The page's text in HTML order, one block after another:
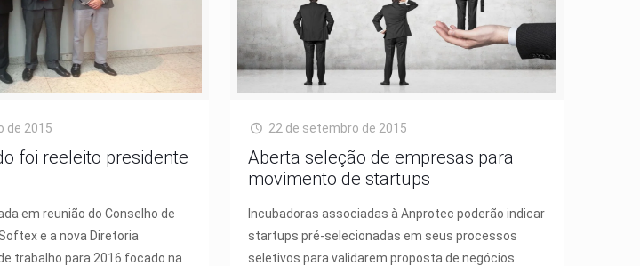
de 2015
foi reeleito presidente
em reunião do Conselho de
e a nova Diretoria
trabalho para 2016 focado na
22 de setembro de 2015
Aberta seleção de empresas para
movimento de startups
Incubadoras associadas à Anprotec poderão indicar
startups pré-selecionadas em seus processos
seletivos para validarem proposta de negócios.